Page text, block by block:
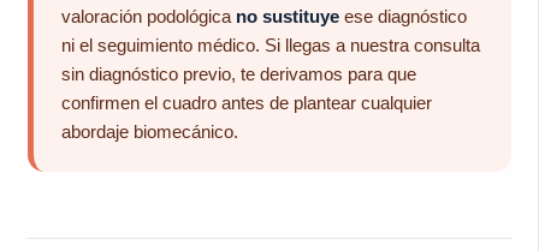
valoración podológica no sustituyeese diagnóstico
ni el seguimiento médico. Si llegas a nuestra consulta
sin diagnóstico previo, te derivamos para que
confirmen el cuadro antes de plantear cualquier
abordaje biomecánico.